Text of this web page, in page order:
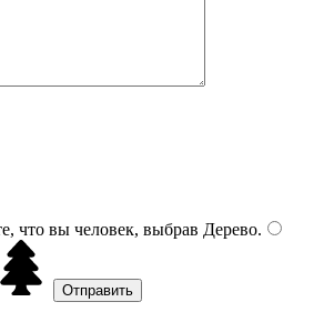
что вы человек, выбрав Дерево.